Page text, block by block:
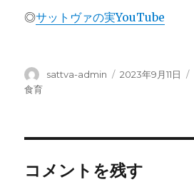
◎サットヴァの実YouTube
投
sattva-admin
投
2023年9月11日
食育
コメントを残す